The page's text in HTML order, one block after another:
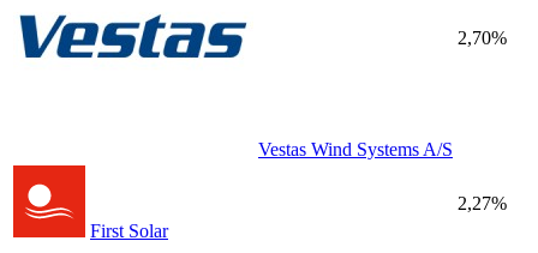
Vestas Wind Systems A/S
2,70%
First Solar
2,27%